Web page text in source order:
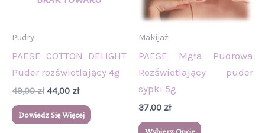
Pudry
PAESE COTTON DELIGHT
Puder rozświetlający 4g
49,00zł 44,00 zł
Dowiedz Się Więcej
Makijaż
PAESE Mgła Pudrowa
Rozświetlający puder
sypki 5g
37,00 zł
można